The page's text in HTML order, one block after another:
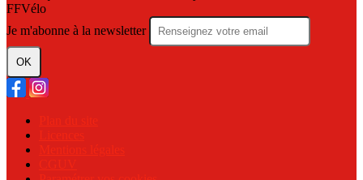
FFVélo
Je m'abonne à la newsletter
OK
Plan du site
Licences
Mentions légales
CGUV